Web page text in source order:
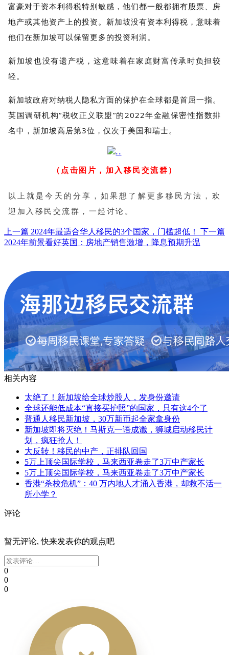
富豪对于资本利得税特别敏感，他们都一般都拥有股票、房
地产或其他资产上的投资。新加坡没有资本利得税，意味着
他们在新加坡可以保留更多的投资利润。
新加坡也没有遗产税，这意味着在家庭财富传承时负担较
轻。
新加坡政府对纳税人隐私方面的保护在全球都是首屈一指。
英国调研机构“税收正义联盟”的2022年金融保密性指数排
名中，新加坡高居第3位，仅次于美国和瑞士。
（点击图片，加入移民交流群）
以上就是今天的分享，如果想了解更多移民方法，欢
迎加入移民交流群，一起讨论。
上一篇 2024年最适合华人移民的3个国家，门槛超低！ 下一篇
2024年前景看好英国：房地产销售激增，降息预期升温
相关内容
太绝了！新加坡给全球炒股人，发身份邀请
全球还能低成本“直接买护照”的国家，只有这4个了
普通人移民新加坡，30万新币起全家拿身份
新加坡即将灭绝！马斯克一语成谶，狮城启动移民计
划，疯狂抢人！
大反转！移民的中产，正排队回国
5万上顶尖国际学校，马来西亚卷走了3万中产家长
5万上顶尖国际学校，马来西亚卷走了3万中产家长
香港“杀校危机”：40 万内地人才涌入香港，却救不活一
所小学？
评论
暂无评论, 快来发表你的观点吧
0
0
0